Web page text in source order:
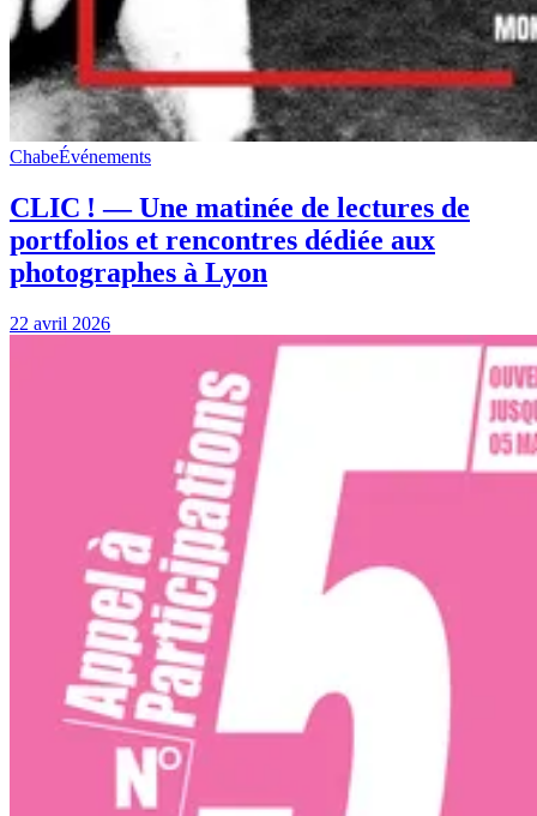
ChabeÉvénements
CLIC ! — Une matinée de lectures de
portfolios et rencontres dédiée aux
photographes à Lyon
22 avril 2026